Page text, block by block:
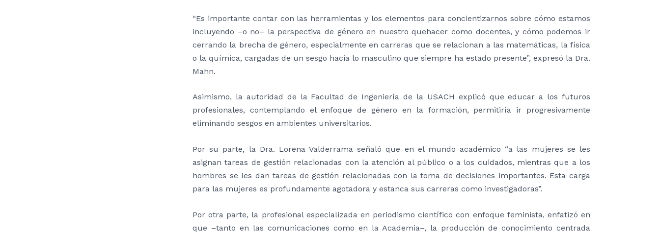
“Es importante contar con las herramientas y los elementos para concientizarnos sobre cómo estamos
incluyendo –o no– la perspectiva de género en nuestro quehacer como docentes, y cómo podemos ir
cerrando la brecha de género, especialmente en carreras que se relacionan a las matemáticas, la física
o la química, cargadas de un sesgo hacia lo masculino que siempre ha estado presente”, expresó la Dra.
Mahn.
Asimismo, la autoridad de la Facultad de Ingeniería de la USACH explicó que educar a los futuros
profesionales, contemplando el enfoque de género en la formación, permitiría ir progresivamente
eliminando sesgos en ambientes universitarios.
Por su parte, la Dra. Lorena Valderrama señaló que en el mundo académico “a las mujeres se les
asignan tareas de gestión relacionadas con la atención al público o a los cuidados, mientras que a los
hombres se les dan tareas de gestión relacionadas con la toma de decisiones importantes. Esta carga
para las mujeres es profundamente agotadora y estanca sus carreras como investigadoras”.
Por otra parte, la profesional especializada en periodismo científico con enfoque feminista, enfatizó en
que –tanto en las comunicaciones como en la Academia–, la producción de conocimiento centrada